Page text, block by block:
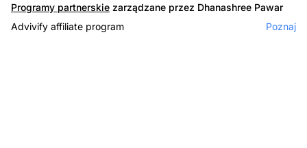
Programy partnerskie zarządzane przez Dhanashree Pawar
Advivify affiliate program
Poznaj